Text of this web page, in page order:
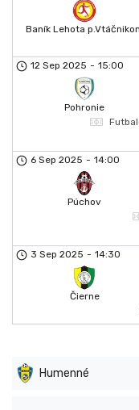
Baník Lehota
12 Sep 2025 - 15:00
Pohronie
6 Sep 2025 - 14:00
Púchov
3 Sep 2025 - 14:30
Čierne
Humenné